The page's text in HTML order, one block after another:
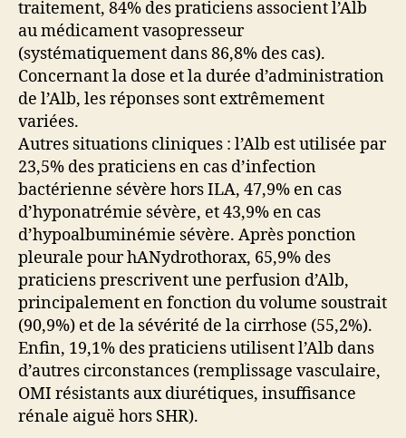
traitement, 84% des praticiens associent l’Alb
au médicament vasopresseur
(systématiquement dans 86,8% des cas).
Concernant la dose et la durée d’administration
de l’Alb, les réponses sont extrêmement
variées.
Autres situations cliniques : l’Alb est utilisée par
23,5% des praticiens en cas d’infection
bactérienne sévère hors ILA, 47,9% en cas
d’hyponatrémie sévère, et 43,9% en cas
d’hypoalbuminémie sévère. Après ponction
pleurale pour hANydrothorax, 65,9% des
praticiens prescrivent une perfusion d’Alb,
principalement en fonction du volume soustrait
(90,9%) et de la sévérité de la cirrhose (55,2%).
Enfin, 19,1% des praticiens utilisent l’Alb dans
d’autres circonstances (remplissage vasculaire,
OMI résistants aux diurétiques, insuffisance
rénale aiguë hors SHR).